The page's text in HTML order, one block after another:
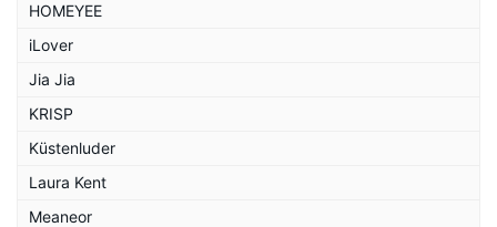
HOMEYEE
iLover
Jia Jia
KRISP
Küstenluder
Laura Kent
Meaneor